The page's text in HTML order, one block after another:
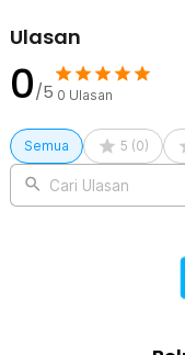
Rincian yang Anda
1 x MINKYS Buku
120 Halaman - BQ-40
Ulasan
0/5 0 Ulasan
Semua 5 (0)
Cari Ulasan